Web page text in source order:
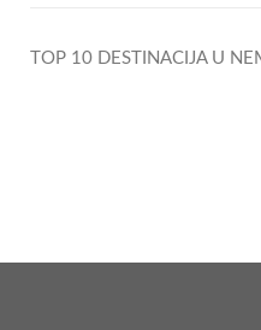
TOP 10 DESTINACIJA U